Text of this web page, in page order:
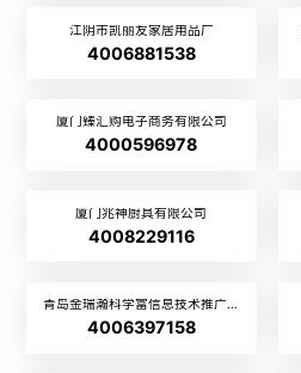
江阴市凯丽友家居用品厂
4006881538
厦门臻汇购电子商务有限公司
4000596978
厦门兆神厨具有限公司
4008229116
青岛金瑞瀚科学富信息技术推广有限公司
4006397158